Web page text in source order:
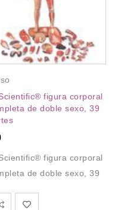
figura corporal
de doble sexo, 39
figura corporal
de doble sexo, 39